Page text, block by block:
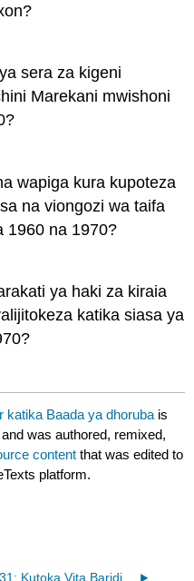
sera za kigeni
Marekani mwishoni
wapiga kura kupoteza
na viongozi wa taifa
1960 na 1970?
ya haki za kiraia
katika siasa ya
katika Baada ya dhoruba is
was authored, remixed,
content that was edited to
platform.
31: Kutoka Vita Baridi hadi Vita vya Utamaduni, 1980-2000